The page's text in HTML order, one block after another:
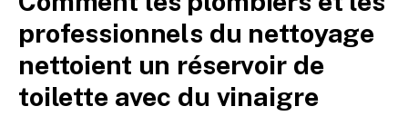
professionnels du nettoyage
nettoient un réservoir de
toilette avec du vinaigre